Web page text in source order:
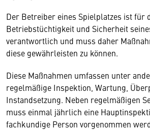
Der Betreiber eines Spielplatzes ist für
Betriebstüchtigkeit und Sicherheit
verantwortlich und muss daher
diese gewährleisten zu können.
Diese Maßnahmen umfassen unter
regelmäßige Inspektion, Wartung,
Instandsetzung. Neben regelmäßigen
muss einmal jährlich eine
fachkundige Person vorgenommen